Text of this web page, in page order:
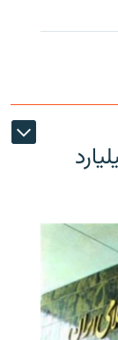
گم شدن ۹ میلیارد